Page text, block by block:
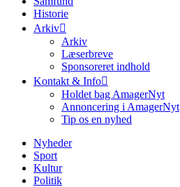
Historie
Arkiv
Arkiv
Læserbreve
Sponsoreret indhold
Kontakt & Info
Holdet bag AmagerNyt
Annoncering i AmagerNyt
Tip os en nyhed
Nyheder
Sport
Kultur
Politik